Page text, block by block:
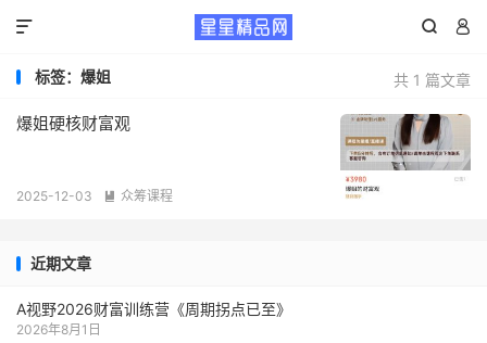
 

共 1 篇文章
标签：爆姐
爆姐硬核财富观
2025-12-03  众筹课程
近期文章
A视野2026财富训练营《周期拐点已至》
2026年8月1日